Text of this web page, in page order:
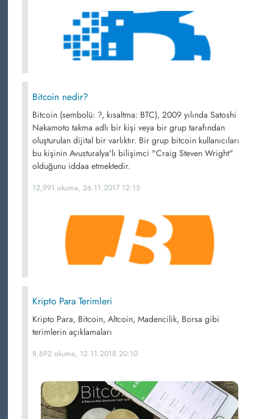
Bitcoin nedir?
Bitcoin (sembolü: ?, kısaltma: BTC), 2009 yılında Satoshi
Nakamoto takma adlı bir kişi veya bir grup tarafından
oluşturulan dijital bir varlıktır. Bir grup bitcoin kullanıcıları
bu kişinin Avusturalya'lı bilişimci "Craig Steven Wright"
olduğunu iddaa etmektedir.
12,991 okuma, 26.11.2017 12:15
Kripto Para Terimleri
Kripto Para, Bitcoin, Altcoin, Madencilik, Borsa gibi
terimlerin açıklamaları
8,692 okuma, 12.11.2018 20:10